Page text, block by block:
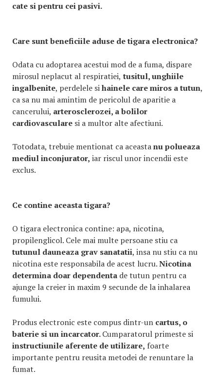
cate si pentru cei pasivi.
Care sunt beneficiile aduse de tigara electronica?
Odata cu adoptarea acestui mod de a fuma, dispare
mirosul neplacut al respiratiei, tusitul, unghiile
ingalbenite, perdelele sihainele care miros a tutun,
ca sa nu mai amintim de pericolul de aparitie a
cancerului, arterosclerozei, a bolilor
cardiovasculare si a multor alte afectiuni.
Totodata, trebuie mentionat ca aceastanu polueaza
mediul inconjurator, iar riscul unor incendii este
exclus.
Ce contine aceasta tigara?
O tigara electronica contine: apa, nicotina,
propilenglicol. Cele mai multe persoane stiu ca
tutunul dauneaza grav sanatatii, insa nu stiu ca nu
nicotina este responsabila de acest lucru.Nicotina
determina doar dependenta de tutun pentru ca
ajunge la creier in maxim 9 secunde de la inhalarea
fumului.
Produs electronic este compus dintr-un cartus, o
baterie si un incarcator.Cumparatorul primeste si
instructiunile aferente de utilizare, foarte
importante pentru reusita metodei de renuntare la
fumat.